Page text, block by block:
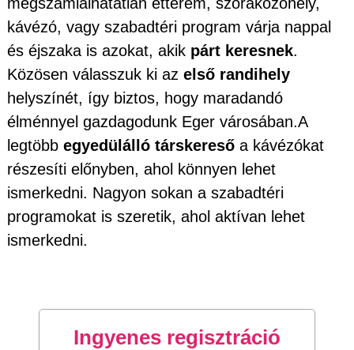
kávézó, vagy szabadtéri program várja nappal
és éjszaka is azokat, akik párt keresnek.
Közösen válasszuk ki az első randihely
helyszínét, így biztos, hogy maradandó
élménnyel gazdagodunk Eger városában.A
legtöbb egyedülálló társkereső a kávézókat
részesíti előnyben, ahol könnyen lehet
ismerkedni. Nagyon sokan a szabadtéri
programokat is szeretik, ahol aktívan lehet
ismerkedni.
Ingyenes regisztráció